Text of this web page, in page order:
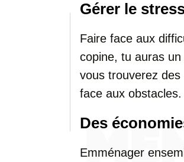
Gérer le
Faire face aux
copine, tu auras
vous trouverez
face aux obstacles.
Des
Emménager